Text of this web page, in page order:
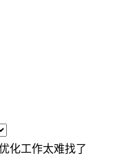
化工作太难找了